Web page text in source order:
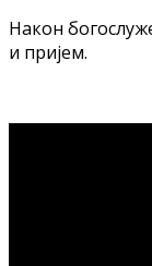
Након
и пријем.